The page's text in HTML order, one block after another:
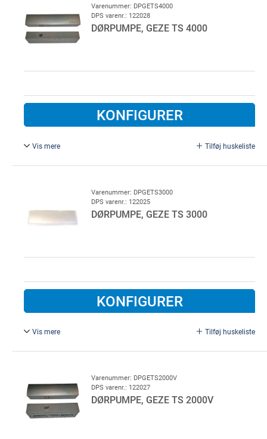
Varenummer: DPGETS4000
DPS varenr.: 122028
DØRPUMPE, GEZE TS 4000
KONFIGURER
Vis mere Tilføj huskeliste
Varenummer: DPGETS3000
DPS varenr.: 122025
DØRPUMPE, GEZE TS 3000
KONFIGURER
Vis mere Tilføj huskeliste
Dørpumpe GEZE TS 3000 for glideskinne til indbygget
Excl. Glideskinne.Varenummer: DPGETS2000V
DPS varenr.: 122027
DØRPUMPE, GEZE TS 2000V